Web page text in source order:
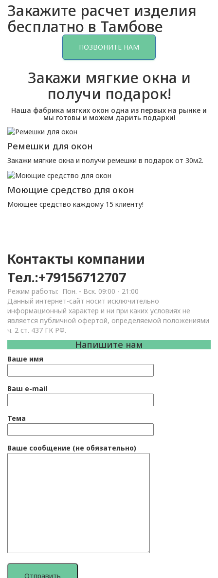
Закажите расчет изделия
бесплатно в Тамбове
ПОЗВОНИТЕ НАМ
Закажи мягкие окна и
получи подарок!
Наша фабрика мягких окон одна из первых на рынке и
мы готовы и можем дарить подарки!
Ремешки для окон
Закажи мягкие окна и получи ремешки в подарок от 30м2.
Моющие средство для окон
Моющее средство каждому 15 клиенту!
Контакты компании
Тел.:+79156712707
Режим работы: Пон. - Вск. 09:00 - 21:00
Данный интернет-сайт носит исключительно
информационный характер и ни при каких условиях не
является публичной офертой, определяемой положениями
ч. 2 ст. 437 ГК РФ.
Напишите нам
Ваше имя
Ваш e-mail
Тема
Ваше сообщение (не обязательно)